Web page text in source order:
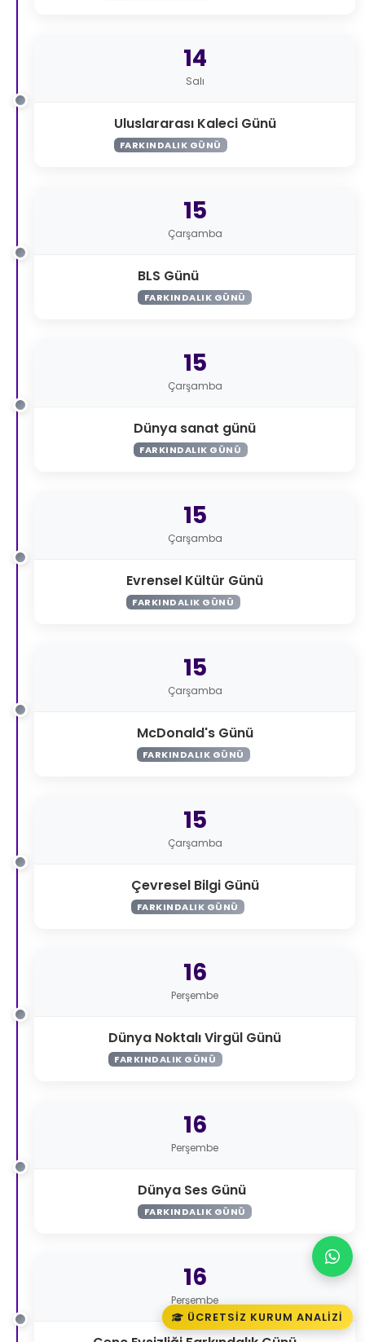
14
Salı
Uluslararası Kaleci Günü
FARKINDALIK GÜNÜ
15
Çarşamba
BLS Günü
FARKINDALIK GÜNÜ
15
Çarşamba
Dünya sanat günü
FARKINDALIK GÜNÜ
15
Çarşamba
Evrensel Kültür Günü
FARKINDALIK GÜNÜ
15
Çarşamba
McDonald's Günü
FARKINDALIK GÜNÜ
15
Çarşamba
Çevresel Bilgi Günü
FARKINDALIK GÜNÜ
16
Perşembe
Dünya Noktalı Virgül Günü
FARKINDALIK GÜNÜ
16
Perşembe
Dünya Ses Günü
FARKINDALIK GÜNÜ
16
Perşembe
ÜCRETSIZ KURUM ANALIZI